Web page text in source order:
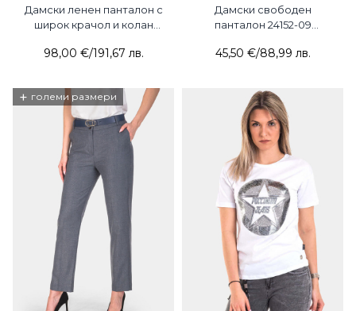
Дамски ленен панталон с
широк крачол и колан
98,00 €/191,67 лв.
Дамски свободен
панталон 24152-09
45,50 €/88,99 лв.
+ големи размери